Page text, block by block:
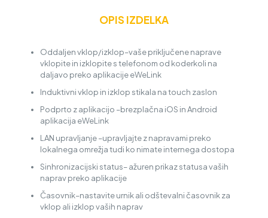
OPIS IZDELKA
Oddaljen vklop/izklop–vaše priključene naprave
vklopite in izklopite s telefonom od koderkoli na
daljavo preko aplikacije eWeLink
Induktivni vklop in izklop stikala na touch zaslon
Podprto z aplikacijo –brezplačna iOS in Android
aplikacija eWeLink
LAN upravljanje –upravljajte z napravami preko
lokalnega omrežja tudi ko nimate internega dostopa
Sinhronizacijski status– ažuren prikaz statusa vaših
naprav preko aplikacije
Časovnik–nastavite urnik ali odštevalni časovnik za
vklop ali izklop vaših naprav